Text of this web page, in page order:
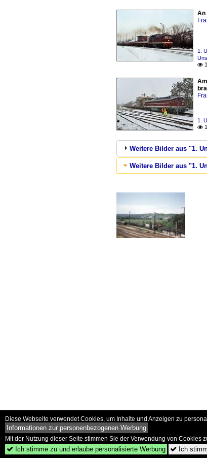
An
1.

1.

Weitere Bilder aus "1.
Weitere Bilder aus "1.
Diese Webseite verwendet Cookies, um Inhalte und Anzeigen zu
Informationen zur personenbezogenen Werbung
Mit der Nutzung dieser Seite stimmen Sie der Verwendung von Cookies
 Ich stimme zu und erlaube personalisierte Werbung  Ich